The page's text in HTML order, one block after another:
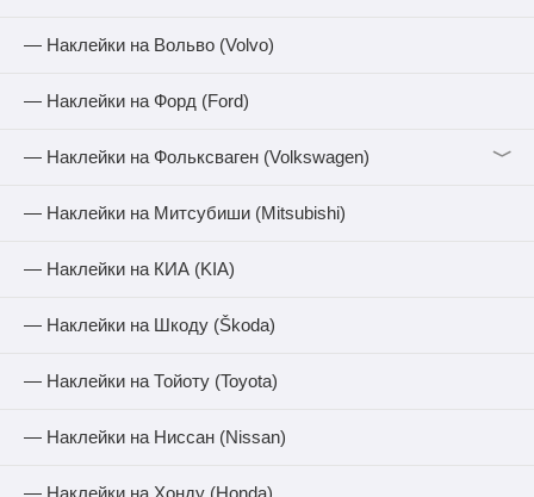
— Наклейки на Вольво (Volvo)
— Наклейки на Форд (Ford)
— Наклейки на Фольксваген (Volkswagen) ﹀
— Наклейки на Митсубиши (Mitsubishi)
— Наклейки на КИА (KIA)
— Наклейки на Шкоду (Škoda)
— Наклейки на Тойоту (Toyota)
— Наклейки на Ниссан (Nissan)
— Наклейки на Хонду (Honda)